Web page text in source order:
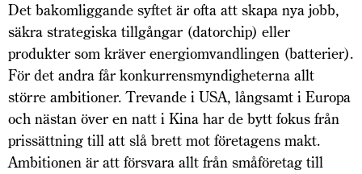
Det bakomliggande syftet är ofta att skapa nya jobb,
säkra strategiska tillgångar (datorchip) eller
produkter som kräver energiomvandlingen (batterier).
För det andra får konkurrensmyndigheterna allt
större ambitioner. Trevande i USA, långsamt i Europa
och nästan över en natt i Kina har de bytt fokus från
prissättning till att slå brett mot företagens makt.
Ambitionen är att försvara allt från småföretag till